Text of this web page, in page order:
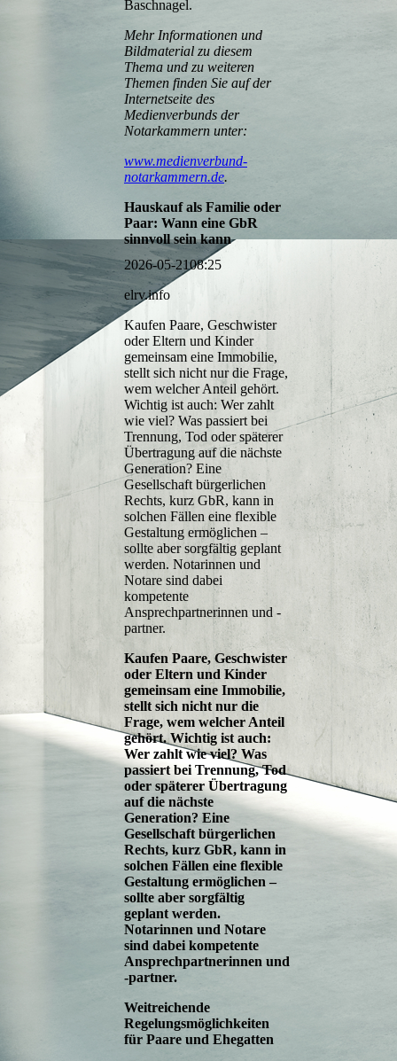
Baschnagel.
Mehr Informationen und
Bildmaterial zu diesem
Thema und zu weiteren
Themen finden Sie auf der
Internetseite des
Medienverbunds der
Notarkammern unter:
www.medienverbund-
notarkammern.de.
Hauskauf als Familie oder
Paar: Wann eine GbR
sinnvoll sein kann
2026-05-2108:25
elrv.info
Kaufen Paare, Geschwister
oder Eltern und Kinder
gemeinsam eine Immobilie,
stellt sich nicht nur die Frage,
wem welcher Anteil gehört.
Wichtig ist auch: Wer zahlt
wie viel? Was passiert bei
Trennung, Tod oder späterer
Übertragung auf die nächste
Generation? Eine
Gesellschaft bürgerlichen
Rechts, kurz GbR, kann in
solchen Fällen eine flexible
Gestaltung ermöglichen –
sollte aber sorgfältig geplant
werden. Notarinnen und
Notare sind dabei
kompetente
Ansprechpartnerinnen und -
partner.
Kaufen Paare, Geschwister
oder Eltern und Kinder
gemeinsam eine Immobilie,
stellt sich nicht nur die
Frage, wem welcher Anteil
gehört. Wichtig ist auch:
Wer zahlt wie viel? Was
passiert bei Trennung, Tod
oder späterer Übertragung
auf die nächste
Generation? Eine
Gesellschaft bürgerlichen
Rechts, kurz GbR, kann in
solchen Fällen eine flexible
Gestaltung ermöglichen –
sollte aber sorgfältig
geplant werden.
Notarinnen und Notare
sind dabei kompetente
Ansprechpartnerinnen und
-partner.
Weitreichende
Regelungsmöglichkeiten
für Paare und Ehegatten